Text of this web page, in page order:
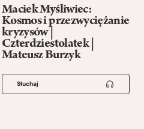
Maciek Myśliwiec:
Kosmos i przezwyciężanie
kryzysów |
Czterdziestolatek |
Mateusz Burzyk
Słuchaj